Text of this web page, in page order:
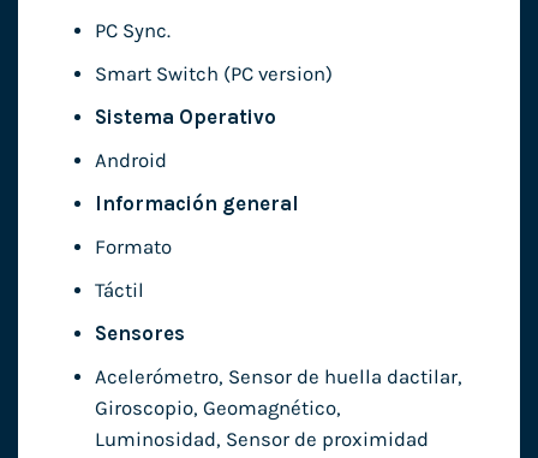
PC Sync.
Smart Switch (PC version)
Sistema Operativo
Android
Información general
Formato
Táctil
Sensores
Acelerómetro, Sensor de huella dactilar,
Giroscopio, Geomagnético,
Luminosidad, Sensor de proximidad